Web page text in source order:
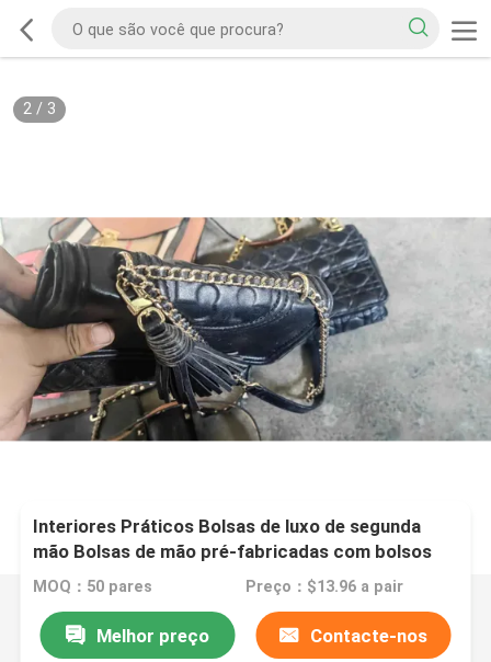
2/ 3
Interiores Práticos Bolsas de luxo de segunda
mão Bolsas de mão pré-fabricadas com bolsos
fechados
MOQ：50 pares Preço：$13.96 a pair
Melhor preço Contacte-nos